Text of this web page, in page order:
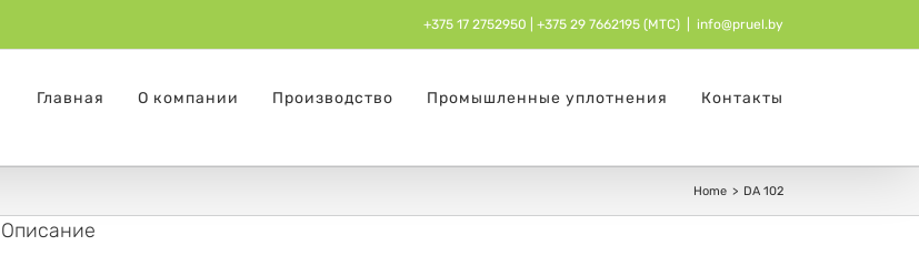
+375 17 2752950 +375 29 7662195 (МТС) info@pruel.by
Главная О компании Производство Промышленные уплотнения Контакты
Home DA 102
Описание